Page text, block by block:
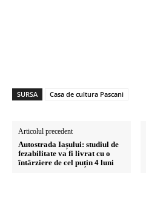
SURSA Casa de cultura Pascani
Articolul precedent
Autostrada Iașului: studiul de
fezabilitate va fi livrat cu o
întârziere de cel puțin 4 luni